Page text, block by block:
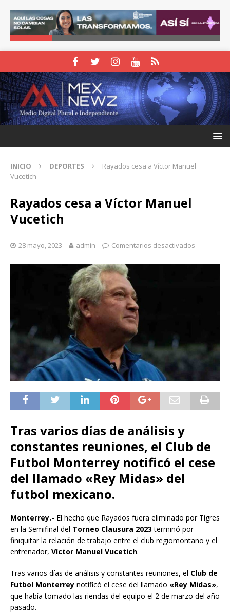
INICIO DEPORTES
Rayados cesa a Víctor Manuel
Vucetich
Rayados cesa a Víctor Manuel
Vucetich
28 mayo, 2023 admin Comentarios desactivados
Tras varios días de análisis y
constantes reuniones, el Club de
Futbol Monterrey notificó el cese
del llamado «Rey Midas» del
futbol mexicano.
Monterrey.- El hecho que Rayados fuera eliminado por Tigres
en la Semifinal del Torneo Clausura 2023 terminó por
finiquitar la relación de trabajo entre el club regiomontano y el
entrenador, Víctor Manuel Vucetich.
Tras varios días de análisis y constantes reuniones, el Club de
Futbol Monterrey notificó el cese del llamado «Rey Midas»,
que había tomado las riendas del equipo el 2 de marzo del año
pasado.